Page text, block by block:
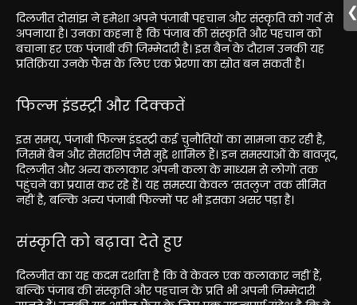
दिलजीत दोसांझ ने हमेशा अपने पंजाबी पहचान और संस्कृति को गर्व से
अपनाया है। उनका कहना है कि पंजाब की संस्कृति और पहचान को
बचाना हर एक पंजाबी की जिम्मेदारी है। इस बैन के दौरान उनकी यह
प्रतिक्रिया उनके फैंस के लिए एक प्रेरणा का स्रोत बन सकती है।
फिल्म इंडस्ट्री और दिक्कतें
इस समय, पंजाबी फिल्म इंडस्ट्री कई चुनौतियों का सामना कर रही है,
जिसमें बैन और सेंसरशिप जैसे मुद्दे शामिल हैं। इन समस्याओं के बावजूद,
दिलजीत और अन्य कलाकार अपनी कला के माध्यम से लोगों तक
पहुंचने का प्रयास कर रहे हैं। यह समस्या केवल ‘सतलुज’ तक सीमित
नहीं है, बल्कि अन्य पंजाबी फिल्मों पर भी इसका असर पड़ा है।
संस्कृति को बढ़ावा देते हुए
दिलजीत का यह कदम दर्शाता है कि वे केवल एक कलाकार नहीं हैं,
बल्कि पंजाब की संस्कृति और पहचान के प्रति भी अपनी जिम्मेदारी